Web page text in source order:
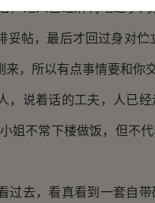
她人已经麻利地进了门
妥帖，最后才回过身对
，所以有点事情要和你
说着话的工夫，人已经
姐不常下楼做饭，但不
去，看真看到一套自带